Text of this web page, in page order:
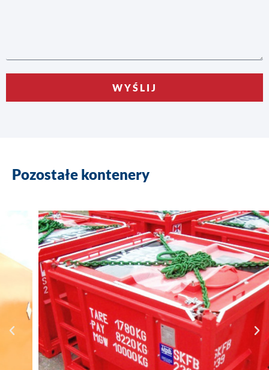
WYŚLIJ
Pozostałe kontenery